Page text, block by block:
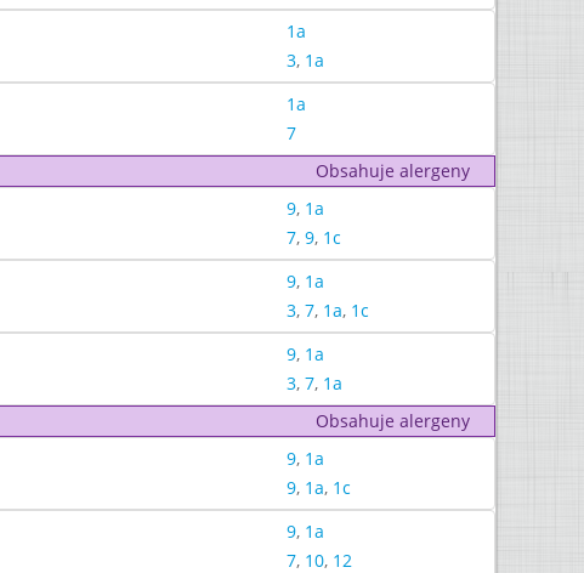
1a
3, 1a
1a
7
Obsahuje alergeny
9, 1a
7, 9, 1c
9, 1a
3, 7, 1a, 1c
9, 1a
3, 7, 1a
Obsahuje alergeny
9, 1a
9, 1a, 1c
9, 1a
7, 10, 12